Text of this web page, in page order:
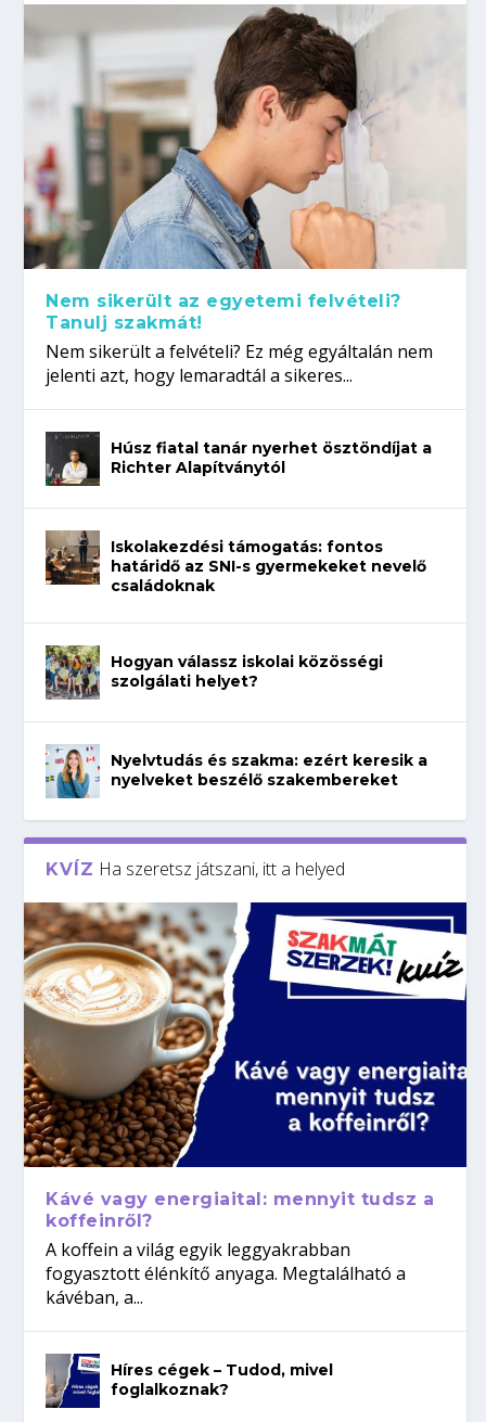
Nem sikerült az egyetemi felvételi?
Tanulj szakmát!
Nem sikerült a felvételi? Ez még egyáltalán nem
jelenti azt, hogy lemaradtál a sikeres...
Húsz fiatal tanár nyerhet ösztöndíjat a
Richter Alapítványtól
Iskolakezdési támogatás: fontos
határidő az SNI-s gyermekeket nevelő
családoknak
Hogyan válassz iskolai közösségi
szolgálati helyet?
Nyelvtudás és szakma: ezért keresik a
nyelveket beszélő szakembereket
KVÍZ Ha szeretsz játszani, itt a helyed
Kávé vagy energiaital: mennyit tudsz a
koffeinről?
A koffein a világ egyik leggyakrabban
fogyasztott élénkítő anyaga. Megtalálható a
kávéban, a...
Híres cégek – Tudod, mivel
foglalkoznak?